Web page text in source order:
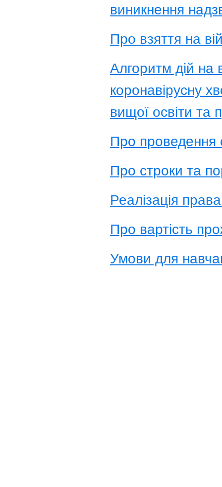
виникнення
Про взяття на
Алгоритм дій на
коронавірусну
вищої освіти та
Про проведення
Про строки та
Реалізація
Про вартість
Умови для